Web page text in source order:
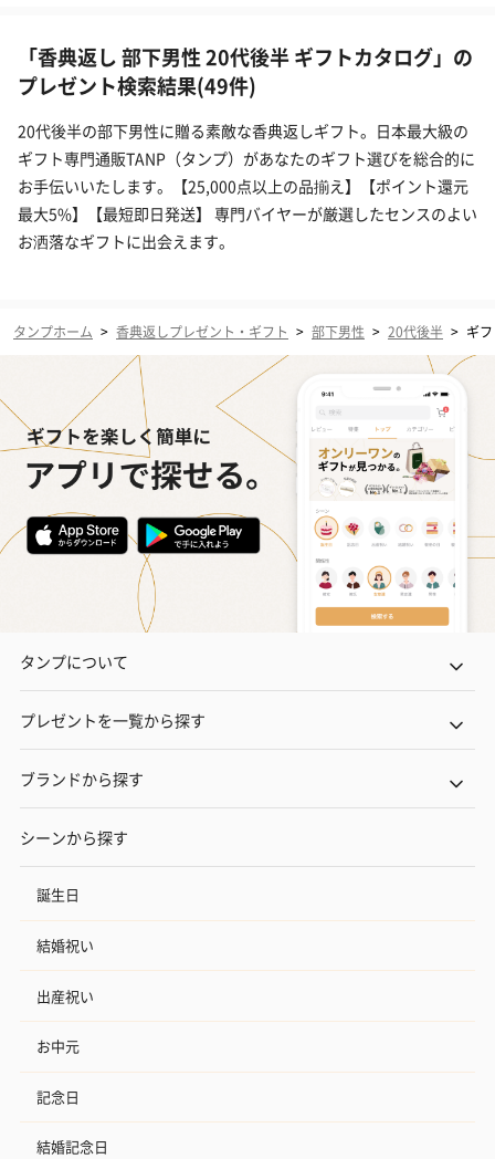
「香典返し 部下男性 20代後半 ギフトカタログ」の
プレゼント検索結果(49件)
20代後半の部下男性に贈る素敵な香典返しギフト。日本最大級の
ギフト専門通販TANP（タンプ）があなたのギフト選びを総合的に
お手伝いいたします。【25,000点以上の品揃え】【ポイント還元
最大5%】【最短即日発送】 専門バイヤーが厳選したセンスのよい
お洒落なギフトに出会えます。
タンプホーム > 香典返しプレゼント・ギフト > 部下男性 > 20代後半 > ギ
タンプについて
プレゼントを一覧から探す
ブランドから探す
シーンから探す
誕生日
結婚祝い
出産祝い
お中元
記念日
結婚記念日